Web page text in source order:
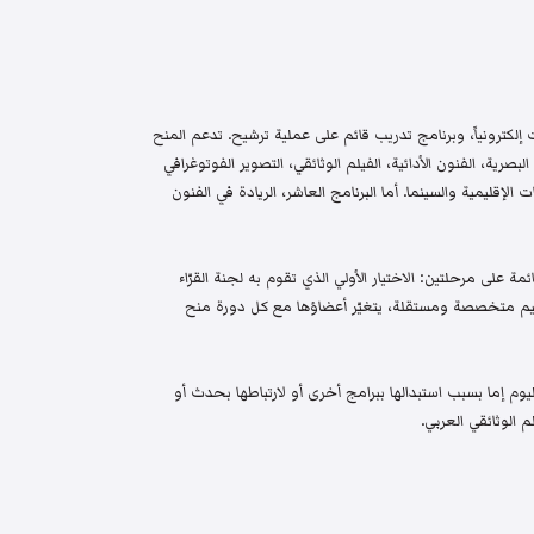
وبرنامج تدريب قائم على عملية ترشيح. تدعم المنح
الفنون الأدائية، الفيلم الوثائقي، التصوير الفوتوغرافي
والسينما. أما البرنامج العاشر، الريادة في الفنون
قائمة على مرحلتين: الاختيار الأولي الذي تقوم به لجنة القرّاء
متخصصة ومستقلة، يتغيّر أعضاؤها مع كل دورة منح
إما بسبب استبدالها ببرامج أخرى أو لارتباطها بحدث أو
الوثائقي العربي.